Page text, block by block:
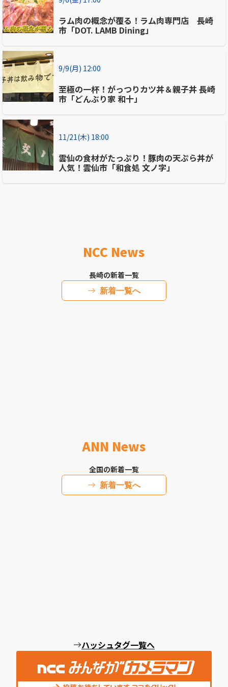
ラム肉の概念が覆る！ラム肉専門店 長崎
市「DOT. LAMB Dining」
9/9(月) 12:00
至極の一杯！がっつりカツ丼＆親子丼 長崎
市「どんぶり家 和十」
11/21(木) 18:00
雲仙の食材がたっぷり！豚肉の天ぷら丼が
人気！雲仙市「和食処 文ノ字」
NCC News
長崎の新着一覧
新着一覧へ
ANN News
全国の新着一覧
新着一覧へ
ハッシュタグ一覧へ